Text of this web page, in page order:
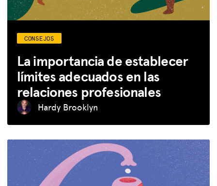
CONSEJOS
La importancia de establecer
límites adecuados en las
relaciones profesionales
Hardy Brooklyn